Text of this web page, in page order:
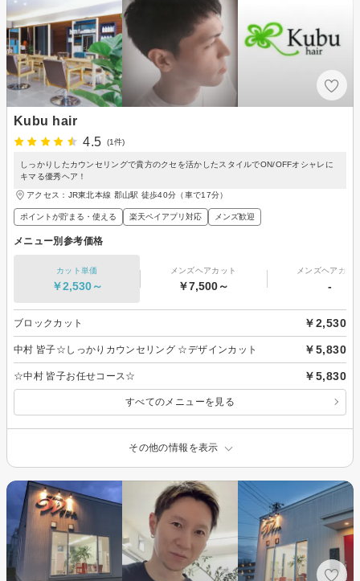
Kubu hair
4.5
(1件)
しっかりしたカウンセリングで貴方のクセを活かしたスタイルでON/OFFオシャレに
キマる優秀ヘア！
アクセス：JR東北本線 郡山駅 徒歩40分（車で17分）
ポイントが貯まる・使える 楽天ペイアプリ対応 メンズ歓迎
メニュー別参考価格
カット単価
￥2,530～
メンズヘアカット
￥7,500～
メンズヘアカラ
-
ブロックカット ￥2,530
中村 皆子☆しっかりカウンセリング ☆デザインカット ￥5,830
☆中村 皆子お任せコース☆ ￥5,830
すべてのメニューを見る
その他の情報を表示